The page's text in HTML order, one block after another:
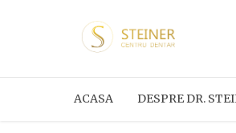
ACASA DESPRE DR.